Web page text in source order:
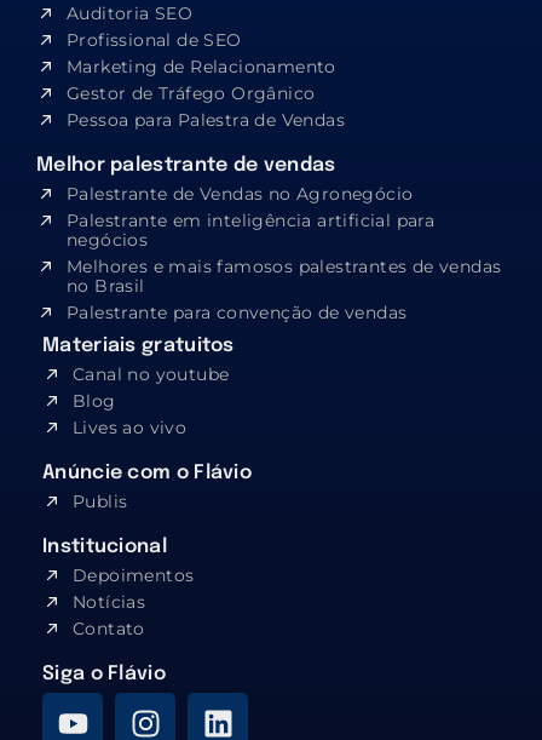
Auditoria SEO
Profissional de SEO
Marketing de Relacionamento
Gestor de Tráfego Orgânico
Pessoa para Palestra de Vendas
Melhor palestrante de vendas
Palestrante de Vendas no Agronegócio
Palestrante em inteligência artificial para
negócios
Melhores e mais famosos palestrantes de vendas
no Brasil
Palestrante para convenção de vendas
Materiais gratuitos
Canal no youtube
Blog
Lives ao vivo
Anúncie com o Flávio
Publis
Institucional
Depoimentos
Notícias
Contato
Siga o Flávio